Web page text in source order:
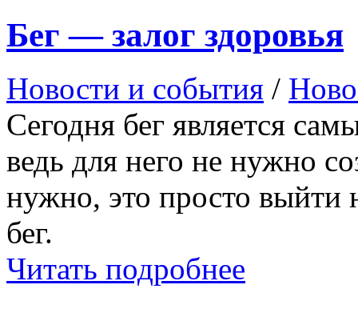
Бег — залог здоровья
Новости и события /
Сегодня бег является
ведь для него не нужно
нужно, это просто выйти
бег.
Читать подробнее